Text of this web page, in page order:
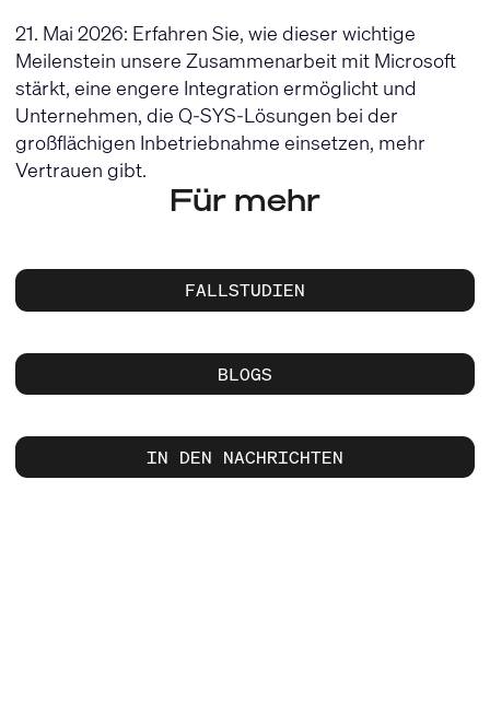
21. Mai 2026: Erfahren Sie, wie dieser wichtige
Meilenstein unsere Zusammenarbeit mit Microsoft
stärkt, eine engere Integration ermöglicht und
Unternehmen, die Q-SYS-Lösungen bei der
großflächigen Inbetriebnahme einsetzen, mehr
Vertrauen gibt.
Für mehr
FALLSTUDIEN
BLOGS
IN DEN NACHRICHTEN